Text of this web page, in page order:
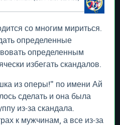
со многим мириться.
определенные
определенным
избегать скандалов.
из оперы!" по имени Ай
сделать и она была
из-за скандала.
к мужчинам, а все из-за